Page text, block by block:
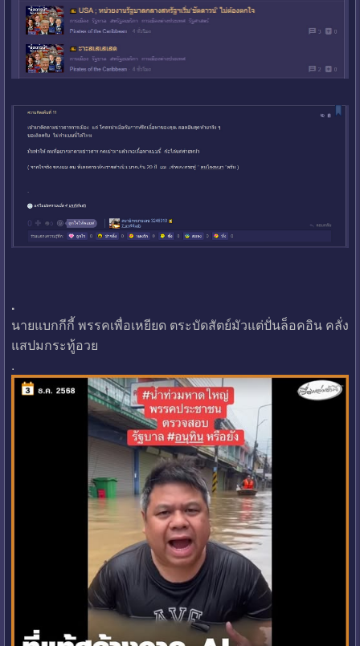
.
นายแบกกีกี้ พรรคเพื่อเหยียด ตระบัดสัตย์มัวแต่ปั่นล็อคอิน คลั่ง
แสปมกระทู้อวย
.